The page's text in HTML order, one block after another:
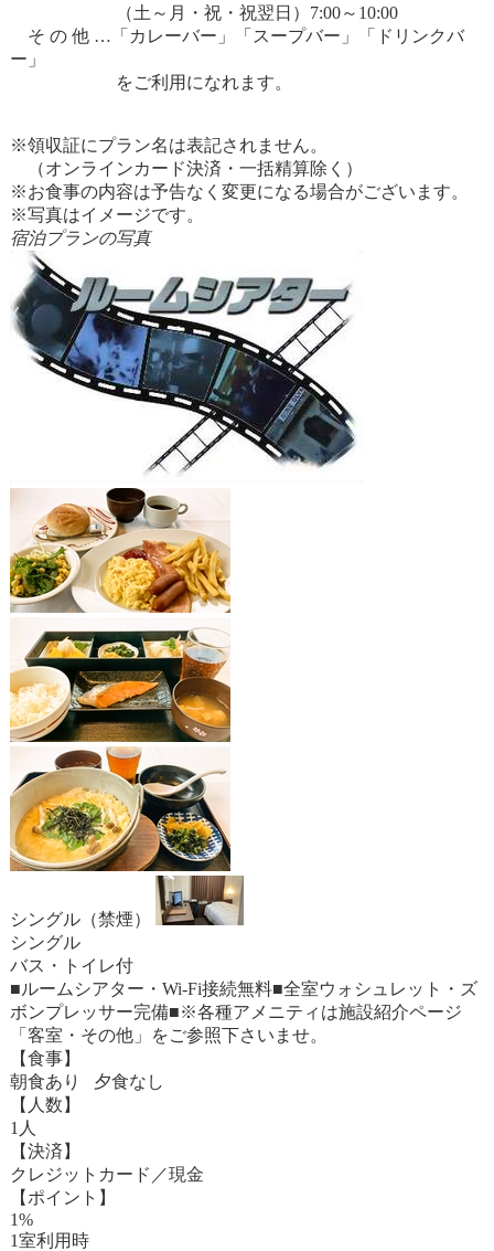
（土～月・祝・祝翌日）7:00～10:00
そ の 他 …「カレーバー」「スープバー」「ドリンクバ
ー」
をご利用になれます。
※領収証にプラン名は表記されません。
（オンラインカード決済・一括精算除く）
※お食事の内容は予告なく変更になる場合がございます。
※写真はイメージです。
宿泊プランの写真
シングル（禁煙）
シングル
バス・トイレ付
■ルームシアター・Wi-Fi接続無料■全室ウォシュレット・ズ
ボンプレッサー完備■※各種アメニティは施設紹介ページ
「客室・その他」をご参照下さいませ。
【食事】
朝食あり 夕食なし
【人数】
1人
【決済】
クレジットカード／現金
【ポイント】
1%
1室利用時